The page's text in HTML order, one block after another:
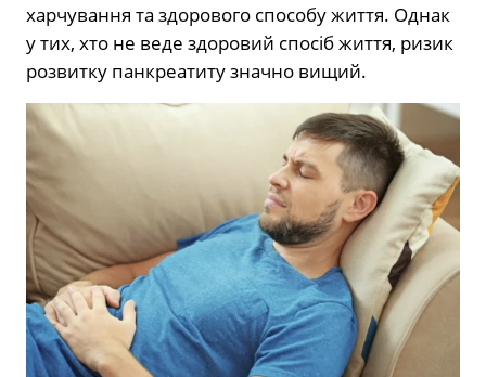
харчування та здорового способу життя. Однак
у тих, хто не веде здоровий спосіб життя, ризик
розвитку панкреатиту значно вищий.